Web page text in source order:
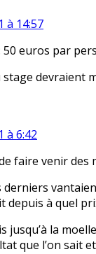
à 14:57
euros par
stage devraient
à 6:42
faire venir des
derniers
depuis à quel
jusqu’à la
que l’on sait